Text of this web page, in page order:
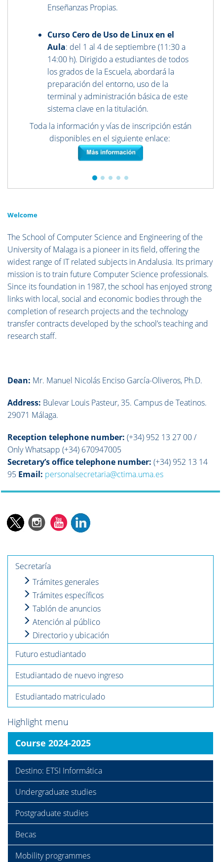
Enseñanzas Propias.
Curso Cero de Uso de Linux en el
Aula: del 1 al 4 de septiembre (11:30 a
14:00 h). Dirigido a estudiantes de todos
los grados de la Escuela, abordará la
preparación del entorno, uso de la
terminal y administración básica de este
sistema clave en la titulación.
Toda la información y vías de inscripción están
disponibles en el siguiente enlace:
Welcome
The School of Computer Science and Engineering of the
University of Malaga is a pioneer in its field, offering the
widest range of IT related subjects in Andalusia. Its primary
mission is to train future Computer Science professionals.
Since its foundation in 1987, the school has enjoyed strong
links with local, social and economic bodies through the
completion of research projects and the technology
transfer contracts developed by the school’s teaching and
research staff.
Dean: Mr. Manuel Nicolás Enciso García-Oliveros, Ph.D.
Address: Bulevar Louis Pasteur, 35. Campus de Teatinos.
29071 Málaga.
Reception telephone number: (+34) 952 13 27 00 /
Only Whatsapp (+34) 670947005
Secretary’s office telephone number: (+34) 952 13 14
95 Email: personalsecretaria@ctima.uma.es
Secretaría
Trámites generales
Trámites específicos
Tablón de anuncios
Atención al público
Directorio y ubicación
Futuro estudiantado
Estudiantado de nuevo ingreso
Estudiantado matriculado
Highlight menu
Course 2024-2025
Destino: ETSI Informática
Undergraduate studies
Postgraduate studies
Becas
Mobility programmes